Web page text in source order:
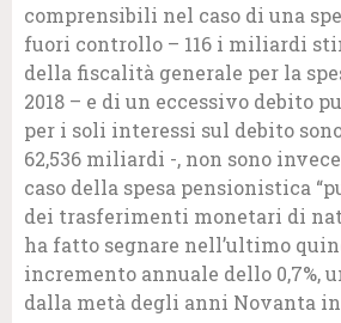
comprensibili nel caso di una
fuori controllo – 116 i miliardi
della fiscalità generale per la
2018 – e di un eccessivo debito
per i soli interessi sul debito
62,536 miliardi -, non sono
caso della spesa pensionistica
dei trasferimenti monetari di
ha fatto segnare nell’ultimo
incremento annuale dello 0,7%,
dalla metà degli anni Novanta